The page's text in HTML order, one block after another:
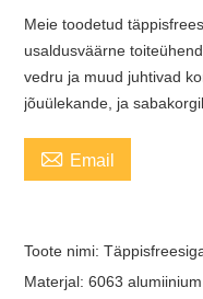
Meie toodetud
usaldusväärne
vedru ja muud juhtivad
jõuülekande, ja
 Email
Toote nimi:
Materjal: 6063 alumiinium